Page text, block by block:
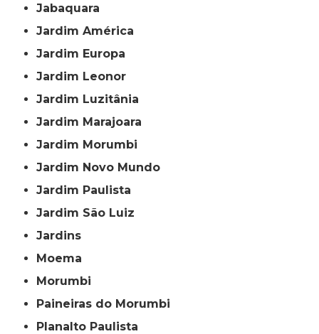
Jabaquara
Jardim América
Jardim Europa
Jardim Leonor
Jardim Luzitânia
Jardim Marajoara
Jardim Morumbi
Jardim Novo Mundo
Jardim Paulista
Jardim São Luiz
Jardins
Moema
Morumbi
Paineiras do Morumbi
Planalto Paulista